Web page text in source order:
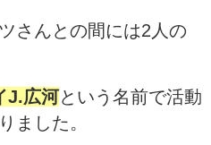
さんとの間には2人の
J.広河という名前で活動
ました。